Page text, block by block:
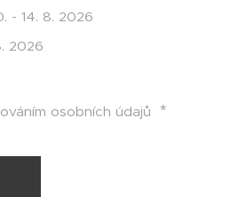
- 14. 8. 2026
2026
osobních údajů